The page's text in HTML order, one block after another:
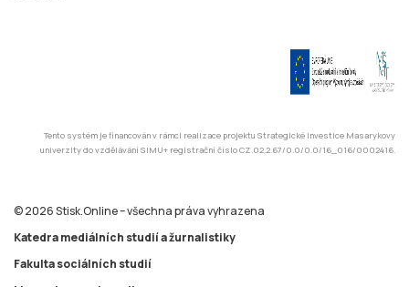
Tento systém je financován v rámci realizace projektu Strategické investice Masarykovy
univerzity do vzdělávání SIMU+ registrační číslo CZ.02.2.67/0.0/0.0/16_016/0002416.
© 2026 Stisk.Online – všechna práva vyhrazena
Katedra mediálních studií a žurnalistiky
Fakulta sociálních studií